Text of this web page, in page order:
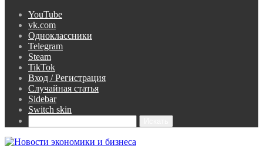
YouTube
vk.com
Одноклассники
Telegram
Steam
TikTok
Вход / Регистрация
Случайная статья
Sidebar
Switch skin